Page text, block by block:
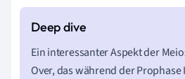
Ein interessanter Aspekt der
Over, das während der